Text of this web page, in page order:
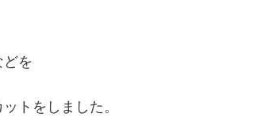
を
トをしました。